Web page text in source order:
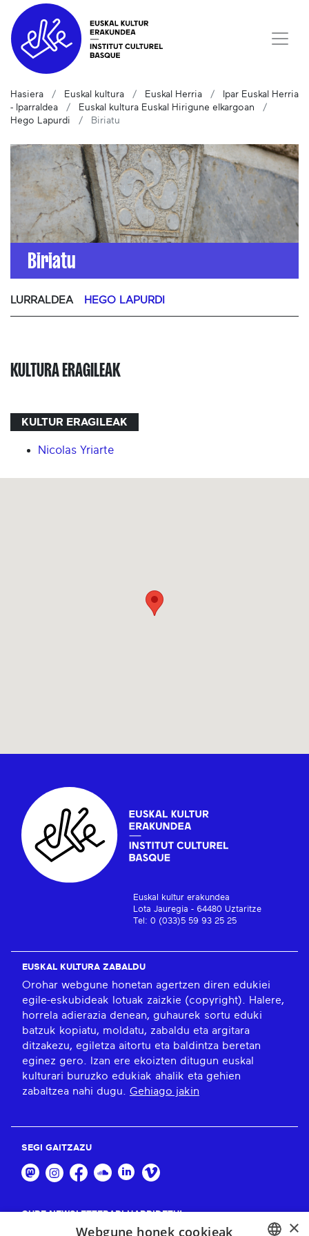
Hasiera Euskal kultura Euskal Herria
Ipar Euskal Herria
- Iparraldea
Euskal kultura Euskal Hirigune elkargoan
Hego Lapurdi
Biriatu
Biriatu
LURRALDEA HEGO LAPURDI
KULTURA ERAGILEAK
KULTUR ERAGILEAK
Nicolas Yriarte
Euskal kultur erakundea
Lota Jauregia - 64480 Uztaritze
Tel: 0 (033)5 59 93 25 25
EUSKAL KULTURA ZABALDU
Orohar webgune honetan agertzen diren edukiei
egile-eskubideak lotuak zaizkie (copyright). Halere,
horrela adierazia denean, guhaurek sortu eduki
batzuk kopiatu, moldatu, zabaldu eta argitara
ditzakezu, egiletza aitortu eta baldintza beretan
eginez gero. Izan ere ekoizten ditugun euskal
kulturari buruzko edukiak ahalik eta gehien
zabaltzea nahi dugu. Gehiago jakin
SEGI GAITZAZU
GURE NEWSLETTERARI HARPIDETU!
×
Webgune honek cookieak